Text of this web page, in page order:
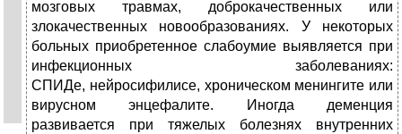
мозговых травмах, доброкачественных или
злокачественных новообразованиях. У некоторых
больных приобретенное слабоумие выявляется при
инфекционных заболеваниях:
СПИДе, нейросифилисе, хроническом менингите или
вирусном энцефалите. Иногда деменция
развивается при тяжелых болезнях внутренних